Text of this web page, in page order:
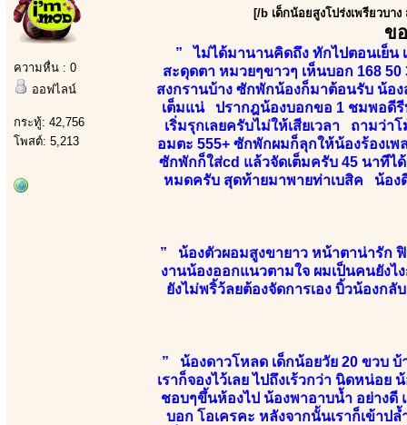
ความหื่น : 0
ออฟไลน์
กระทู้: 42,756
โพสต์: 5,213
[/b เด็กน้อยสูงโปร่งเพรียวบ
ข
” ไม่ได้มานานคิดถึง ทักไปตอนเย็น
สะดุดตา หมวยๆขาวๆ เห็นบอก 168
สงกรานบ้าง ซักพักน้องก็มาต้อนรับ น้อ
เต็มแน่ ปรากฎน้องบอกขอ 1 ชมพอดี
เริ่มรุกเลยครับไม่ให้เสียเวลา ถามว่
อมตะ 555+ ซักพักผมก็ลุกให้น้องร้องเ
ซักพักก็ใส่cd แล้วจัดเต็มครับ 45 นาที
หมดครับ สุดท้ายมาพายท่าเบสิค น้อ
” น้องตัวผอมสูงขายาว หน้าตาน่ารัก
งานน้องออกแนวตามใจ ผมเป็นคนยังไ
ยังไม่พริ้ว้ลยต้องจัดการเอง บิ้วน้องก
” น้องดาวโหลด เด็กน้อยวัย 20 ขวบ บ้
เราก็จองไว้เลย ไปถึงเร้วกว่า นิดหน่อ
ชอบๆขึ้นห้องไป น้องพาอาบน้ำ อย่างดี
บอก โอเครคะ หลังจากนั้นเราก็เข้าป